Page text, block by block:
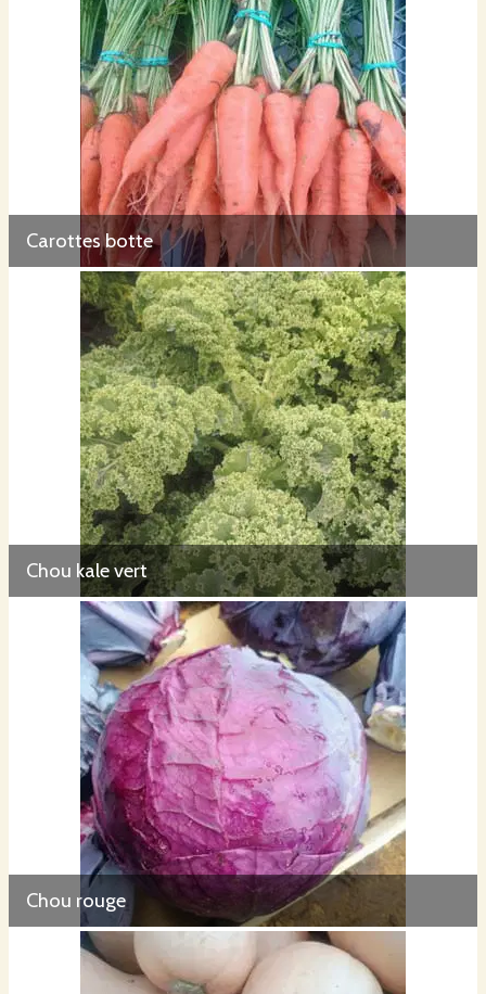
Carottes botte
Chou kale vert
Chou rouge